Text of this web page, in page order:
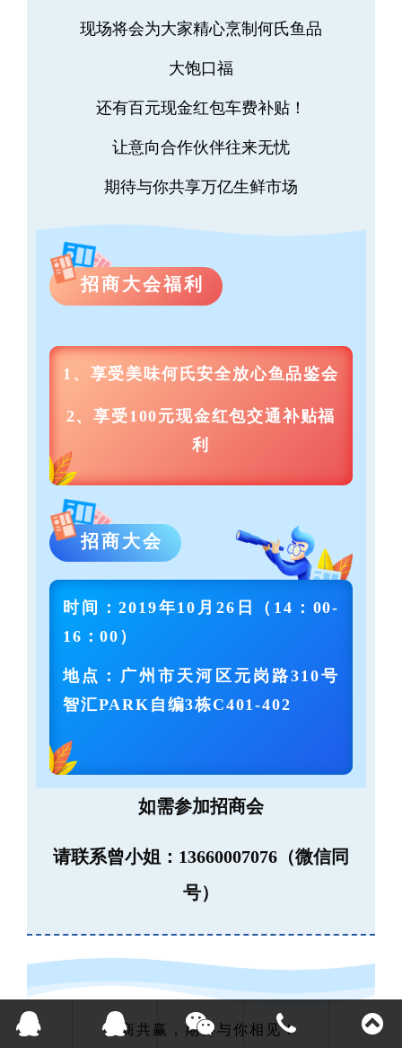
现场将会为大家精心烹制何氏鱼品
大饱口福
还有百元现金红包车费补贴！
让意向合作伙伴往来无忧
期待与你共享万亿生鲜市场
招商大会福利
1、享受美味何氏安全放心鱼品鉴会
2、享受100元现金红包交通补贴福
利
招商大会
时间：2019年10月26日（14：00-
16：00）
地点：
广州市天河区元岗路310号
智汇PARK自编3栋C401-402
如需参加招商会
请联系曾小姐：13660007076（微信同
号）
共商共赢，期待与你相见！